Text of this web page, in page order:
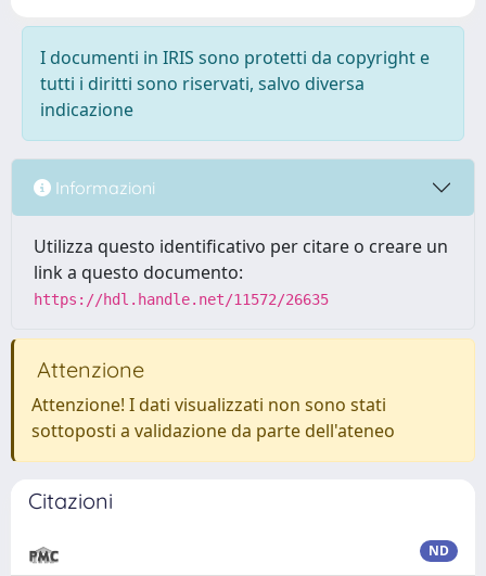
I documenti in IRIS sono protetti da copyright e
tutti i diritti sono riservati, salvo diversa
indicazione
Informazioni
Utilizza questo identificativo per citare o creare un
link a questo documento:
https://hdl.handle.net/11572/26635
Attenzione
Attenzione! I dati visualizzati non sono stati
sottoposti a validazione da parte dell'ateneo
Citazioni
ND